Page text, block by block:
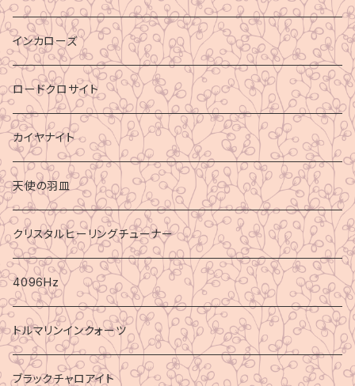
インカローズ
ロードクロサイト
カイヤナイト
天使の羽皿
クリスタルヒーリングチューナー
4096Hz
トルマリンインクォーツ
ブラックチャロアイト